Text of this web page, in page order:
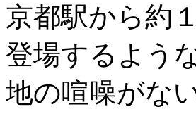
京都駅から約
登場するよう
地の喧噪がな